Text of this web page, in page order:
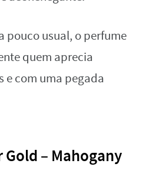
pouco usual, o perfume
quem aprecia
e com uma pegada
Gold – Mahogany